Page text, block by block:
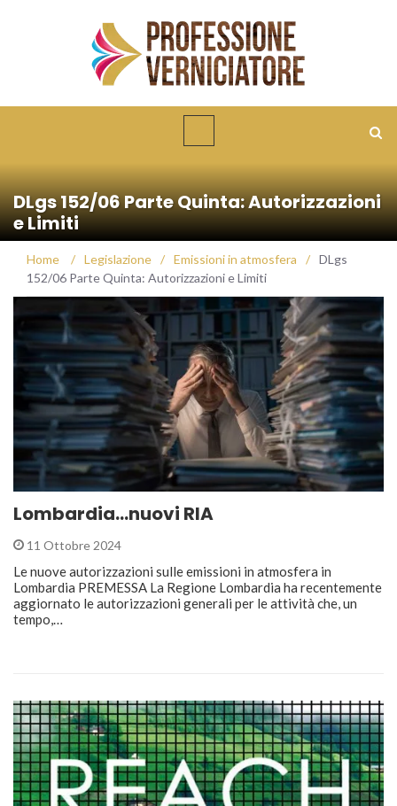
DLgs 152/06 Parte Quinta: Autorizzazioni
e Limiti
Home / Legislazione / Emissioni in atmosfera / DLgs
152/06 Parte Quinta: Autorizzazioni e Limiti
Lombardia…nuovi RIA
11 Ottobre 2024
Le nuove autorizzazioni sulle emissioni in atmosfera in
Lombardia PREMESSA La Regione Lombardia ha recentemente
aggiornato le autorizzazioni generali per le attività che, un
tempo,…